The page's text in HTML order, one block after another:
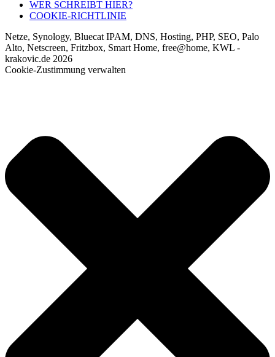
WER SCHREIBT HIER?
COOKIE-RICHTLINIE
Netze, Synology, Bluecat IPAM, DNS, Hosting, PHP, SEO, Palo
Alto, Netscreen, Fritzbox, Smart Home, free@home, KWL -
krakovic.de 2026
Cookie-Zustimmung verwalten